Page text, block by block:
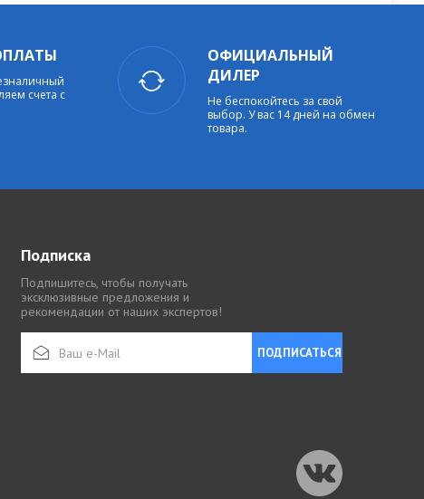
счета с
ОФИЦИАЛЬНЫЙ
ДИЛЕР
Не беспокойтесь за свой
выбор. У вас 14 дней на обмен
товара.
Подписка
Подпишитесь, чтобы получать
эксклюзивные предложения и
рекомендации от наших экспертов!
ПОДПИСАТЬСЯ